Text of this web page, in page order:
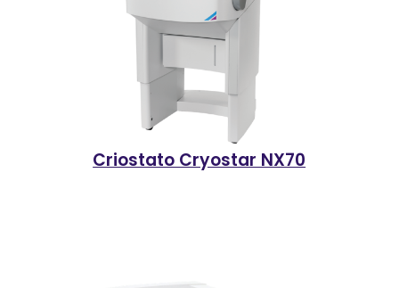
Criostato Cryostar NX70